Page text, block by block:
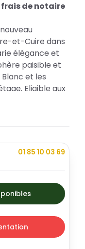
frais de notaire
et-Cuire dans
élégance et
paisible et
et les
Eligible aux
opportunité
de Caluire-
une qualité de
extérieurs,
de proximité.
seront
de ce projet
01 85 10 03 69